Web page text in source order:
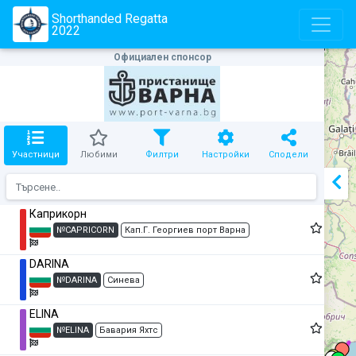
Shorthanded Rеgatta
2022
Официален спонсор
Участници Любими Филтри Настройки Сподели
Каприкорн
№CAPRICORN Кап.Г. Георгиев порт Варна
DARINA
№DARINA Синева
ELINA
№ELINA Бавария Яхтс